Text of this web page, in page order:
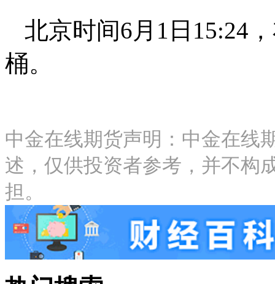
北京时间6月1日15:24
桶。
中金在线期货声明：中金在线
述，仅供投资者参考，并不构
担。